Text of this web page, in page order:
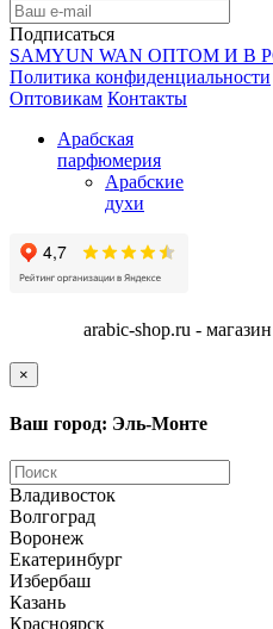
Подписаться
SAMYUN WAN ОПТОМ И
Политика конфиденциальности
Оптовикам Контакты
Арабская
парфюмерия
Арабские
духи
arabic-shop.ru -
×
Ваш город: Эль-Монте
Владивосток
Волгоград
Воронеж
Екатеринбург
Избербаш
Казань
Красноярск